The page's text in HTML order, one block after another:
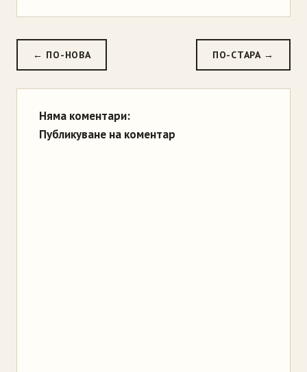
← ПО-НОВА ПО-СТАРА →
Няма коментари:
Публикуване на коментар